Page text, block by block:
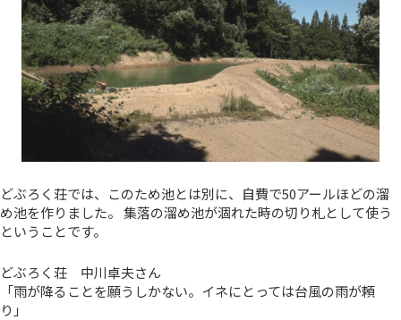
どぶろく荘では、このため池とは別に、自費で50アールほどの溜
め池を作りました。 集落の溜め池が涸れた時の切り札として使う
ということです。
どぶろく荘 中川卓夫さん
「雨が降ることを願うしかない。イネにとっては台風の雨が頼
り」